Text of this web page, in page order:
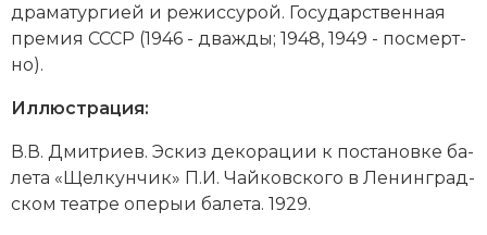
Социально-экономическая история
Специальные исторические дисциплины
СССР
Южная Америка
дра­ма­тур­ги­ей и ре­жис­су­рой. Государственная
премия СССР (1946 - два­ж­ды; 1948, 1949 - по­смерт­
но).
Иллюстрация:
В.В. Дмит­ри­ев. Эс­киз де­ко­ра­ции к по­ста­нов­ке ба­
ле­та «Щел­кун­чик» П.И. Чай­ков­ско­го в Ле­нин­град­
ском те­ат­ре опе­рыи ба­ле­та. 1929.